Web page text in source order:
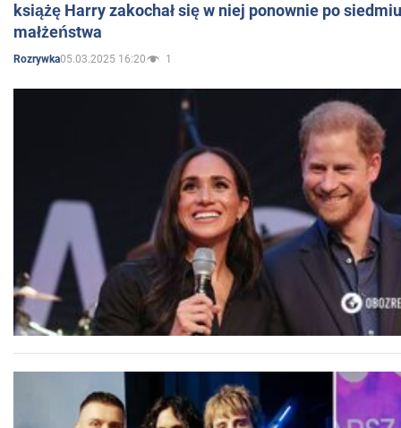
książę Harry zakochał się w niej ponownie po
małżeństwa
Rozrywka05.03.2025 16:20 1